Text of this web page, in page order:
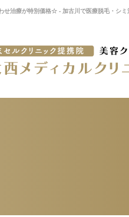
せ治療が特別価格☆ - 加古川で医療脱毛・シ